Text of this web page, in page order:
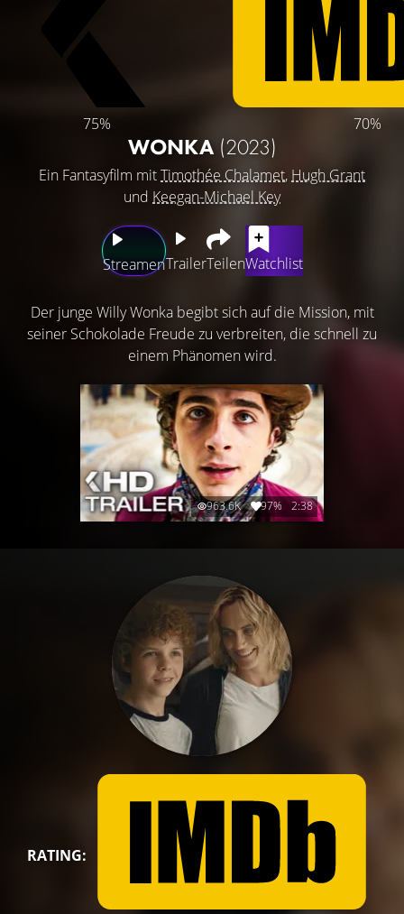
75% 70%
WONKA (2023)
Ein Fantasyfilm mitTimothée Chalamet, Hugh Grant
und Keegan-Michael Key
StreamenTrailerTeilenWatchlist
Der junge Willy Wonka begibt sich auf die Mission, mit
seiner Schokolade Freude zu verbreiten, die schnell zu
einem Phänomen wird.
963.6K 97% 2:38
RATING: